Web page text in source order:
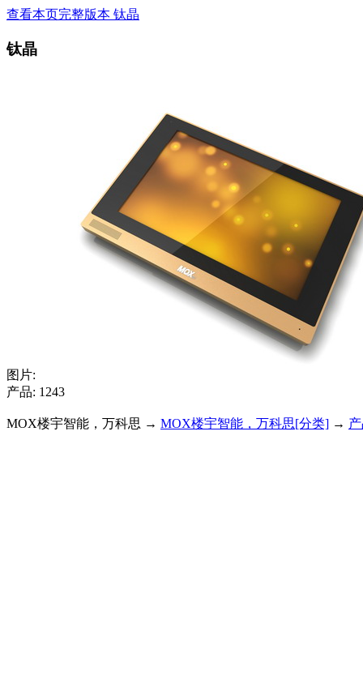
查看本页完整版本 钛晶
钛晶
图片:
产品: 1243
MOX楼宇智能，万科思 → MOX楼宇智能，万科思[分类] →